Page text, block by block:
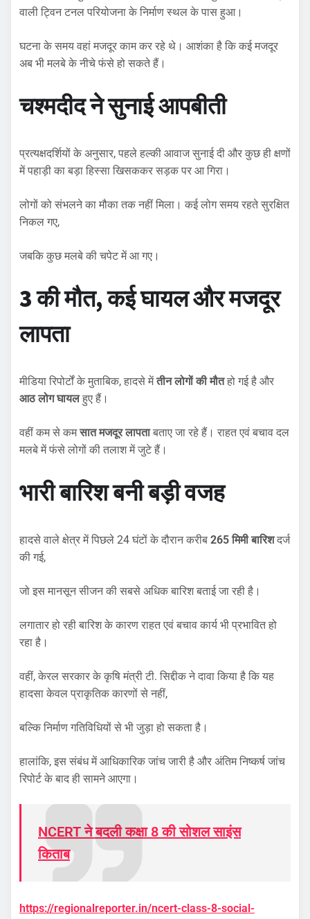
वाली ट्विन टनल परियोजना के निर्माण स्थल के पास हुआ।
घटना के समय वहां मजदूर काम कर रहे थे। आशंका है कि कई मजदूर
अब भी मलबे के नीचे फंसे हो सकते हैं।
चश्मदीद ने सुनाई आपबीती
प्रत्यक्षदर्शियों के अनुसार, पहले हल्की आवाज सुनाई दी और कुछ ही क्षणों
में पहाड़ी का बड़ा हिस्सा खिसककर सड़क पर आ गिरा।
लोगों को संभलने का मौका तक नहीं मिला। कई लोग समय रहते सुरक्षित
निकल गए,
जबकि कुछ मलबे की चपेट में आ गए।
3 की मौत, कई घायल और मजदूर
लापता
मीडिया रिपोर्टों के मुताबिक, हादसे मेंतीन लोगों की मौतहो गई है और
आठ लोग घायलहुए हैं।
वहीं कम से कमसात मजदूर लापताबताए जा रहे हैं। राहत एवं बचाव दल
मलबे में फंसे लोगों की तलाश में जुटे हैं।
भारी बारिश बनी बड़ी वजह
हादसे वाले क्षेत्र में पिछले 24 घंटों के दौरान करीब 265 मिमी बारिशदर्ज
की गई,
जो इस मानसून सीजन की सबसे अधिक बारिश बताई जा रही है।
लगातार हो रही बारिश के कारण राहत एवं बचाव कार्य भी प्रभावित हो
रहा है।
वहीं, केरल सरकार के कृषि मंत्री टी. सिद्दीक ने दावा किया है कि यह
हादसा केवल प्राकृतिक कारणों से नहीं,
बल्कि निर्माण गतिविधियों से भी जुड़ा हो सकता है।
हालांकि, इस संबंध में आधिकारिक जांच जारी है और अंतिम निष्कर्ष जांच
रिपोर्ट के बाद ही सामने आएगा।
NCERT ने बदली कक्षा 8 की सोशल साइंस
किताब
https://regionalreporter.in/ncert-class-8-social-